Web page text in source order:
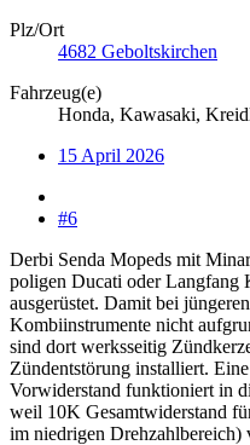
Plz/Ort
4682 Geboltskirchen
Fahrzeug(e)
Honda, Kawasaki,
15 April 2026
#6
Derbi Senda Mopeds mit
poligen Ducati oder Langfang
ausgerüstet. Damit bei
Kombiinstrumente nicht
sind dort werksseitig
Zündentstörung installiert.
Vorwiderstand funktioniert in
weil 10K Gesamtwiderstand
im niedrigen Drehzahlbereich)